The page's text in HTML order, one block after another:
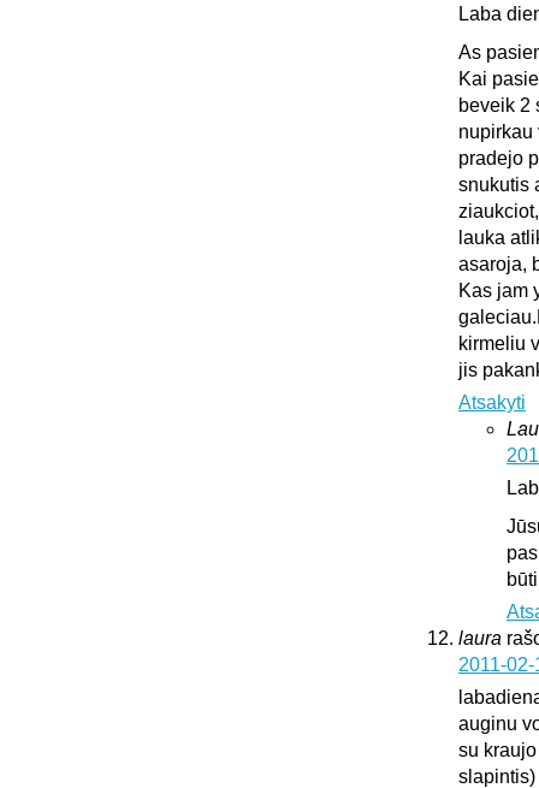
Laba
As
Kai
beveik 2
nupirkau
pradejo
snukutis
lauka
asaroja,
Kas jam
kirmeliu
jis
Atsakyti
laura
2011-
auginu
su